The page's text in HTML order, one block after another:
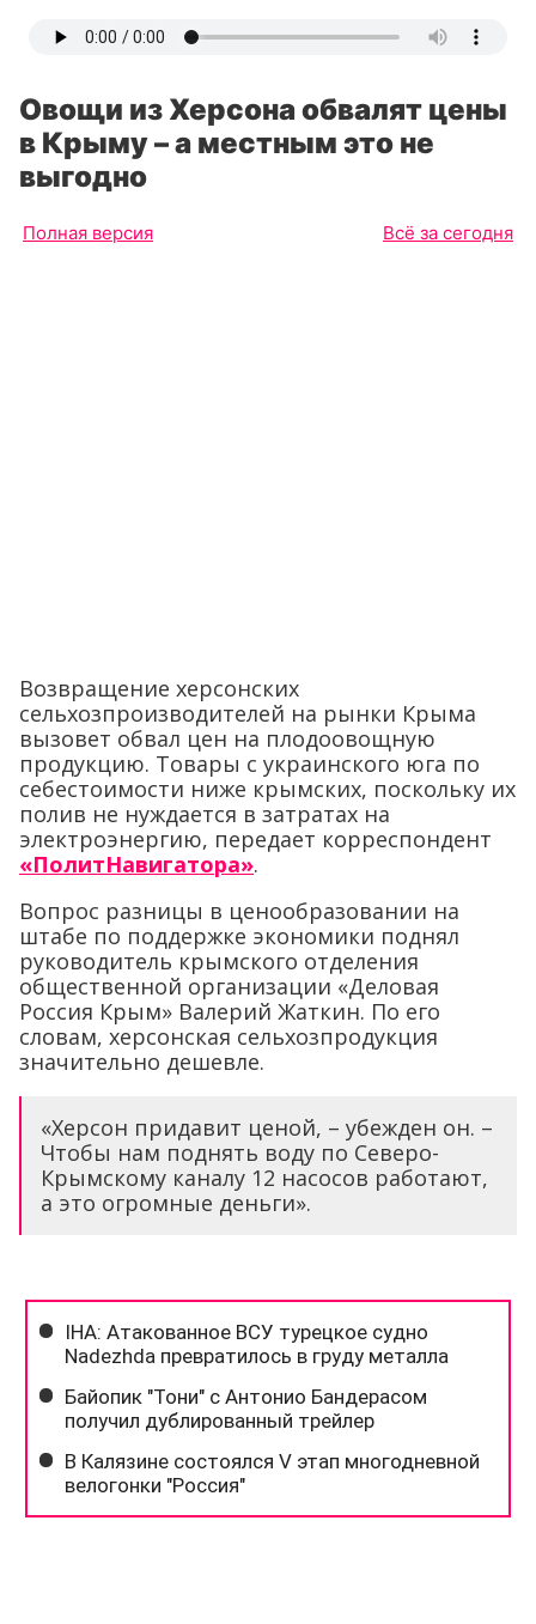
Овощи из Херсона обвалят цены
в Крыму – а местным это не
выгодно
Полная версия Всё за сегодня
Возвращение херсонских
сельхозпроизводителей на рынки Крыма
вызовет обвал цен на плодоовощную
продукцию. Товары с украинского юга по
себестоимости ниже крымских, поскольку их
полив не нуждается в затратах на
электроэнергию, передает корреспондент
«ПолитНавигатора».
Вопрос разницы в ценообразовании на
штабе по поддержке экономики поднял
руководитель крымского отделения
общественной организации «Деловая
Россия Крым» Валерий Жаткин. По его
словам, херсонская сельхозпродукция
значительно дешевле.
«Херсон придавит ценой, – убежден он. –
Чтобы нам поднять воду по Северо-
Крымскому каналу 12 насосов работают,
а это огромные деньги».